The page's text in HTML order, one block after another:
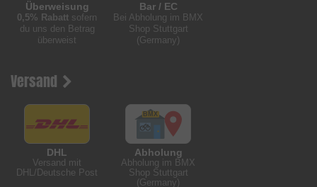
Überweisung
0,5% Rabatt sofern
du uns den Betrag
überweist
Bar / EC
Bei Abholung im BMX
Shop Stuttgart
(Germany)
Versand
DHL
Versand mit
DHL/Deutsche Post
Abholung
Abholung im BMX
Shop Stuttgart
(Germany)